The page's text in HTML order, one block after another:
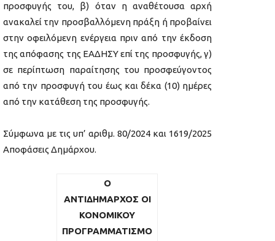
προσφυγής του, β) όταν η αναθέτουσα αρχή
ανακαλεί την προσβαλλόμενη πράξη ή προβαίνει
στην οφειλόμενη ενέργεια πριν από την έκδοση
της απόφασης της ΕΑΔΗΣΥ επί της προσφυγής, γ)
σε περίπτωση παραίτησης του προσφεύγοντος
από την προσφυγή του έως και δέκα (10) ημέρες
από την κατάθεση της προσφυγής.
Σύμφωνα με τις υπ’ αριθμ. 80/2024 και 1619/2025
Αποφάσεις Δημάρχου.
Ο
ΑΝΤΙΔΗΜΑΡΧΟΣ ΟΙ
ΚΟΝΟΜΙΚΟΥ
ΠΡΟΓΡΑΜΜΑΤΙΣΜΟ